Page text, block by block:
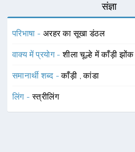
संज्ञा
परिभाषा - अरहर का सूखा डंठल
वाक्य में प्रयोग -शीला चूल्हे में काँड़ी झोंक
समानार्थी शब्द -काँड़ी ,कांडा
लिंग -स्त्रीलिंग